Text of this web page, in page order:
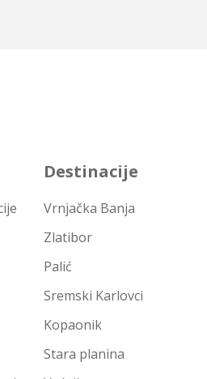
Destinacije
Vrnjačka Banja
Zlatibor
Palić
Sremski Karlovci
Kopaonik
Stara planina